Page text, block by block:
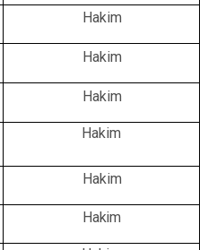
Hakim
Hakim
Hakim
Hakim
Hakim
Hakim